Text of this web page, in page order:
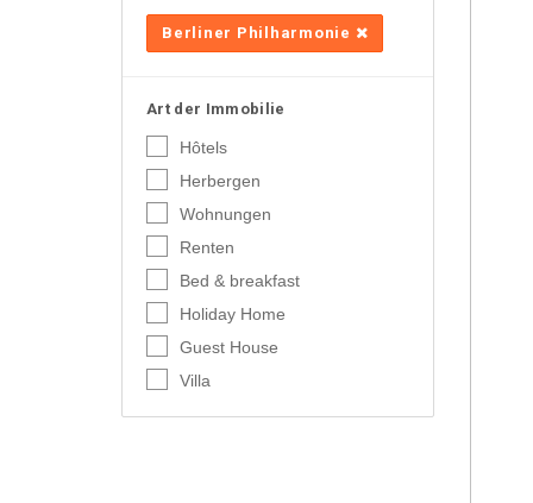
Berliner Philharmonie
Art der Immobilie
Hôtels
Herbergen
Wohnungen
Renten
Bed & breakfast
Holiday Home
Guest House
Villa